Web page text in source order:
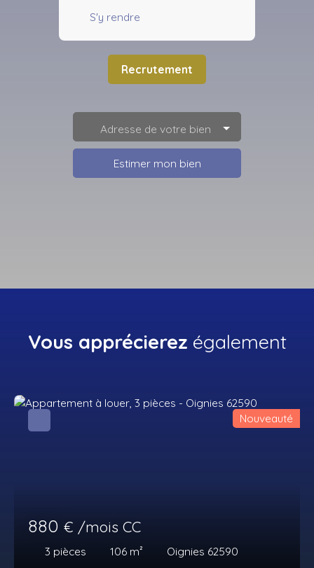
S'y rendre
Recrutement
Adresse de votre bien
Estimer mon bien
Vous apprécierez également
880 € /mois CC
3 pièces 106 m² Oignies 62590
Nouveauté